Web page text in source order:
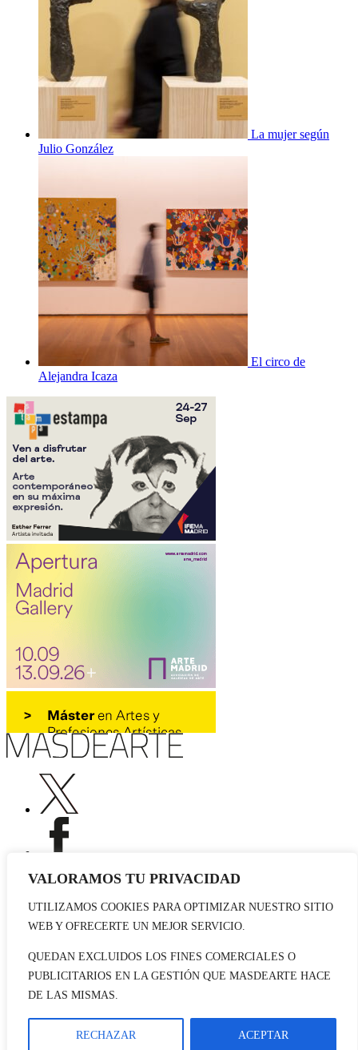
VALORAMOS TU PRIVACIDAD
UTILIZAMOS COOKIES PARA OPTIMIZAR NUESTRO SITIO
WEB Y OFRECERTE UN MEJOR SERVICIO.
QUEDAN EXCLUIDOS LOS FINES COMERCIALES O
PUBLICITARIOS EN LA GESTIÓN QUE MASDEARTE HACE
DE LAS MISMAS.
RECHAZAR ACEPTAR
La mujer según
Julio González
El circo de
Alejandra Icaza
Publicidad
Contacto
© 2026 masdearte. Información de exposiciones, museos y artistas
Política de cookies
Política de Privacidad